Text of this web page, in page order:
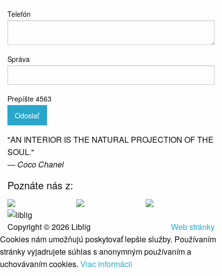
Telefón
Správa
Prepíšte 4563
Odoslať
"AN INTERIOR IS THE NATURAL PROJECTION OF THE
SOUL."
― Coco Chanel
Poznáte nás z:
Copyright © 2026 Liblig
Web stránky
Cookies nám umožňujú poskytovať lepšie služby. Používaním
stránky vyjadrujete súhlas s anonymným používaním a
uchovávaním cookies. Viac informácii